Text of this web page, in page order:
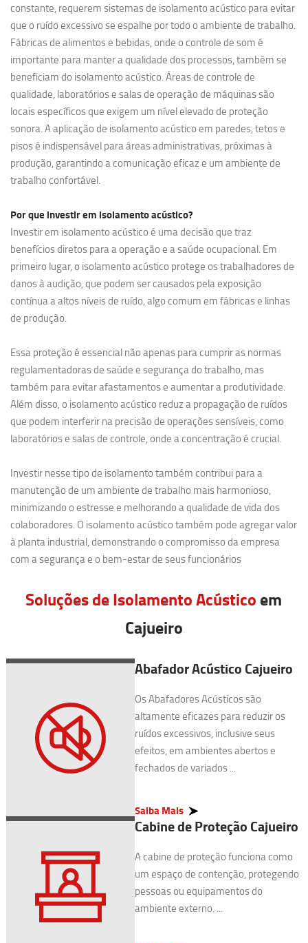
constante, requerem sistemas de isolamento acústico para evitar
que o ruído excessivo se espalhe por todo o ambiente de trabalho.
Fábricas de alimentos e bebidas, onde o controle de som é
importante para manter a qualidade dos processos, também se
beneficiam do isolamento acústico. Áreas de controle de
qualidade, laboratórios e salas de operação de máquinas são
locais específicos que exigem um nível elevado de proteção
sonora. A aplicação de isolamento acústico em paredes, tetos e
pisos é indispensável para áreas administrativas, próximas à
produção, garantindo a comunicação eficaz e um ambiente de
trabalho confortável.
Por que investir em isolamento acústico?
Investir em isolamento acústico é uma decisão que traz
benefícios diretos para a operação e a saúde ocupacional. Em
primeiro lugar, o isolamento acústico protege os trabalhadores de
danos à audição, que podem ser causados pela exposição
contínua a altos níveis de ruído, algo comum em fábricas e linhas
de produção.
Essa proteção é essencial não apenas para cumprir as normas
regulamentadoras de saúde e segurança do trabalho, mas
também para evitar afastamentos e aumentar a produtividade.
Além disso, o isolamento acústico reduz a propagação de ruídos
que podem interferir na precisão de operações sensíveis, como
laboratórios e salas de controle, onde a concentração é crucial.
Investir nesse tipo de isolamento também contribui para a
manutenção de um ambiente de trabalho mais harmonioso,
minimizando o estresse e melhorando a qualidade de vida dos
colaboradores. O isolamento acústico também pode agregar valor
à planta industrial, demonstrando o compromisso da empresa
com a segurança e o bem-estar de seus funcionários
Soluções de Isolamento Acústico em
Cajueiro
Abafador Acústico Cajueiro
Os Abafadores Acústicos são
altamente eficazes para reduzir os
ruídos excessivos, inclusive seus
efeitos, em ambientes abertos e
fechados de variados ...
Saiba Mais
Cabine de Proteção Cajueiro
A cabine de proteção funciona como
um espaço de contenção, protegendo
pessoas ou equipamentos do
ambiente externo. ...